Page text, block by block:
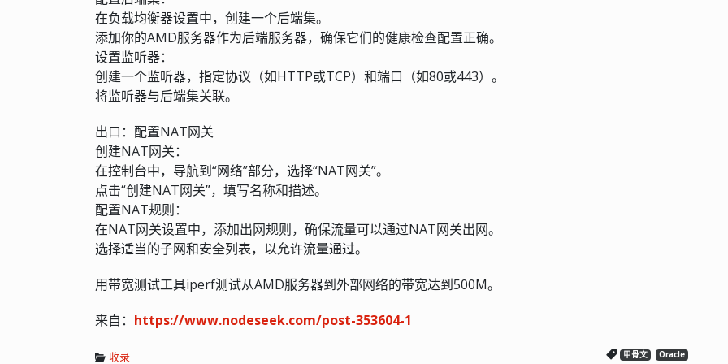
在负载均衡器设置中，创建一个后端集。
添加你的AMD服务器作为后端服务器，确保它们的健康检查配置正确。
设置监听器：
创建一个监听器，指定协议（如HTTP或TCP）和端口（如80或443）。
将监听器与后端集关联。
出口：配置NAT网关
创建NAT网关：
在控制台中，导航到“网络”部分，选择“NAT网关”。
点击“创建NAT网关”，填写名称和描述。
配置NAT规则：
在NAT网关设置中，添加出网规则，确保流量可以通过NAT网关出网。
选择适当的子网和安全列表，以允许流量通过。
用带宽测试工具iperf测试从AMD服务器到外部网络的带宽达到500M。
来自： https://www.nodeseek.com/post-353604-1
收录 甲骨文 Oracle